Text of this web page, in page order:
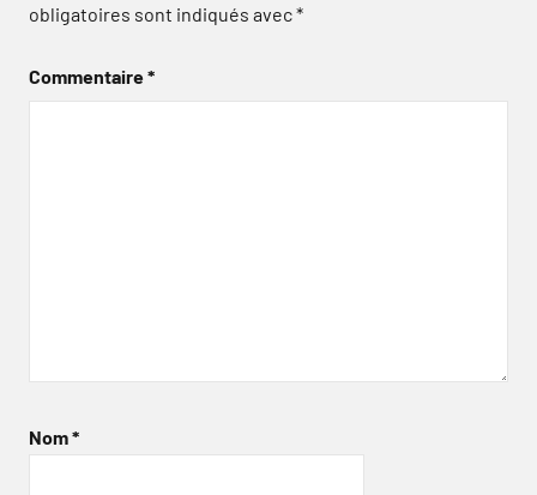
obligatoires sont indiqués avec*
Commentaire*
Nom*